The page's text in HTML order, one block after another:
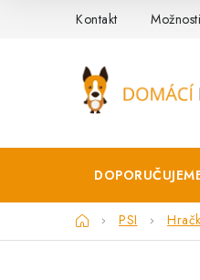
Kontakt
DomůPSI